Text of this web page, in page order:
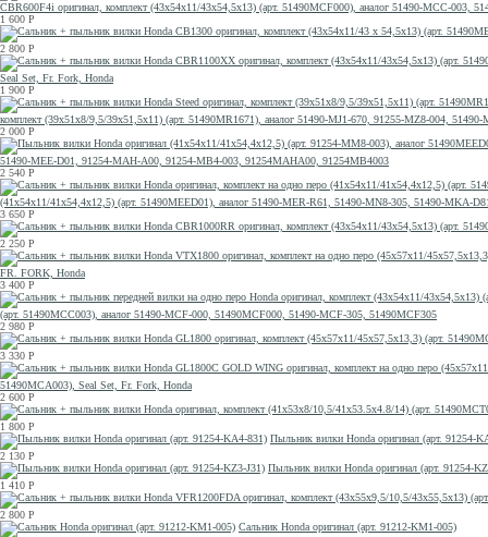
CBR600F4i оригинал, комплект (43x54x11/43x54,5x13) (арт. 51490MCF000), аналог 51490-MCC-
1 600 Р
2 800 Р
Seal Set, Fr. Fork, Honda
1 900 Р
комплект (39x51x8/9,5/39x51,5x11) (арт. 51490MR1671), аналог 51490-MJ1-670, 91255-MZ8-004,
2 000 Р
51490-MEE-D01, 91254-MAH-A00, 91254-MB4-003, 91254MAHA00, 91254MB4003
2 540 Р
(41x54x11/41x54,4x12,5) (арт. 51490MEED01), аналог 51490-MER-R61, 51490-MN8-305, 51490-MKA-
3 650 Р
2 250 Р
FR. FORK, Honda
3 400 Р
(арт. 51490MCC003), аналог 51490-MCF-000, 51490MCF000, 51490-MCF-305, 51490MCF305
2 980 Р
3 330 Р
51490MCA003), Seal Set, Fr. Fork, Honda
2 600 Р
1 800 Р
Пыльник вилки Honda оригинал (арт. 91254-
2 130 Р
Пыльник вилки Honda оригинал (арт. 91254-
1 410 Р
2 800 Р
Сальник Honda оригинал (арт. 91212-KM1-005)